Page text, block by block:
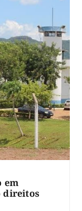
em
direitos